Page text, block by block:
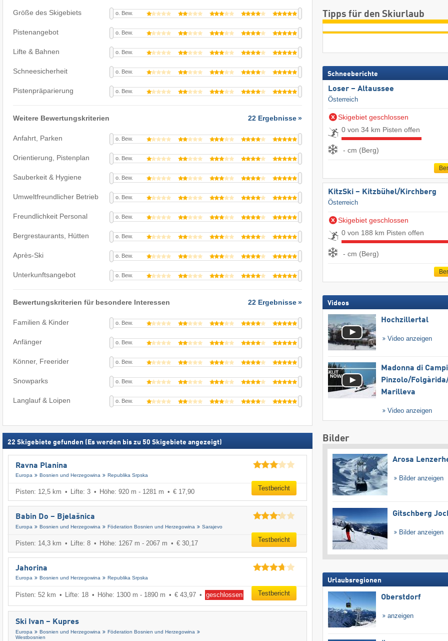
Größe des Skigebiets o. Bew.
Pistenangebot o. Bew.
Lifte & Bahnen o. Bew.
Schneesicherheit o. Bew.
Pistenpräparierung o. Bew.
Weitere Bewertungskriterien 22 Ergebnisse
Anfahrt, Parken o. Bew.
Orientierung, Pistenplan o. Bew.
Sauberkeit & Hygiene o. Bew.
Umweltfreundlicher Betrieb o. Bew.
Freundlichkeit Personal o. Bew.
Bergrestaurants, Hütten o. Bew.
Après-Ski o. Bew.
Unterkunftsangebot o. Bew.
Bewertungskriterien für besondere Interessen 22 Ergebnisse
Familien & Kinder o. Bew.
Anfänger o. Bew.
Könner, Freerider o. Bew.
Snowparks o. Bew.
Langlauf & Loipen o. Bew.
22 Skigebiete gefunden (Es werden bis zu 50 Skigebiete angezeigt)
Ravna Planina
Europa Bosnien und Herzegowina Republika Srpska
Pisten: 12,5 km Lifte: 3 Höhe: 920 m - 1281 m € 17,90 Testbericht
Babin Do – Bjelašnica
Europa Bosnien und Herzegowina Föderation Bosnien und Herzegowina Sarajevo
Pisten: 14,3 km Lifte: 8 Höhe: 1267 m - 2067 m € 30,17 Testbericht
Jahorina
Europa Bosnien und Herzegowina Republika Srpska
Pisten: 52 km Lifte: 18 Höhe: 1300 m - 1890 m € 43,97 geschlossen Testbericht
Ski Ivan – Kupres
Europa Bosnien und Herzegowina
Föderation Bosnien und Herzegowina
Westbosnien
Tipps für den Skiurlaub
Schneeberichte
Loser – Altaussee
Österreich
Skigebiet geschlossen
0 von 34 km Pisten offen
- cm (Berg)
KitzSki – Kitzbühel/​Kirchberg
Österreich
Skigebiet geschlossen
0 von 188 km Pisten offen
- cm (Berg)
Videos
Hochzillertal
Video anzeigen
Madonna di
Pinzolo/​
Marilleva
Video anzeigen
Bilder
Arosa
Bilder anzeigen
Gitschberg
Bilder anzeigen
Urlaubsregionen
Oberstdorf
anzeigen